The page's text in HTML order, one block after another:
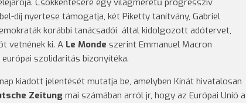
Csökkentésére egy világméretű progresszív
díj nyertese támogatja, két Piketty tanítvány, Gabriel
korábbi tanácsadói által kidolgozott adótervet,
vetnének ki. A Le Monde szerint Emmanuel Macron
szolidaritás bizonyítéka.
kiadott jelentését mutatja be, amelyben Kínát hivatalosan
Zeitungmai számában arról jr, hogy az Európai Unió a